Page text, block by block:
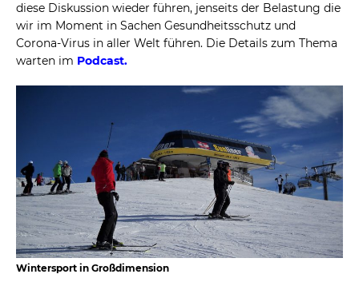
diese Diskussion wieder führen, jenseits der Belastung die
wir im Moment in Sachen Gesundheitsschutz und
Corona-Virus in aller Welt führen. Die Details zum Thema
warten im Podcast.
Wintersport in Großdimension